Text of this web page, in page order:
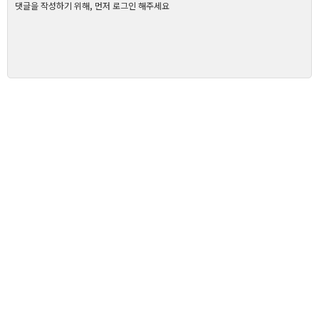
댓글을 작성하기 위해, 먼저 로그인 해주세요